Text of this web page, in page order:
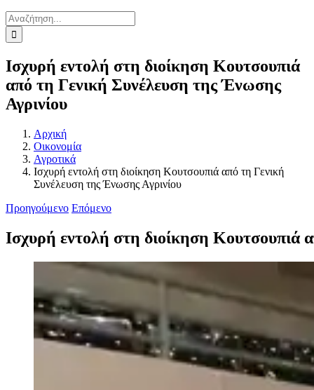
Αναζήτηση
για:
Ισχυρή εντολή στη διοίκηση Κουτσουπιά
από τη Γενική Συνέλευση της Ένωσης
Αγρινίου
Αρχική
Οικονομία
Αγροτικά
Ισχυρή εντολή στη διοίκηση Κουτσουπιά από τη Γενική
Συνέλευση της Ένωσης Αγρινίου
Προηγούμενο Επόμενο
Ισχυρή εντολή στη διοίκηση Κουτσουπιά
Προβολή
εικόνας